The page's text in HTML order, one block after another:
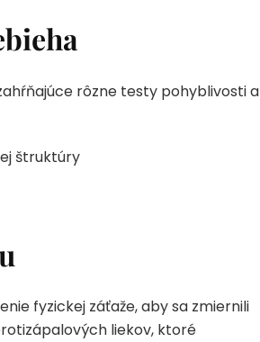
rôzne testy pohyblivosti a
štruktúry
fyzickej záťaže, aby sa zmiernili
liekov, ktoré